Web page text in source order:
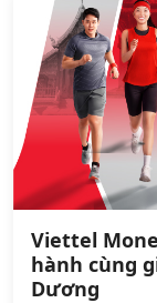
Viettel
hành cùng
Dương